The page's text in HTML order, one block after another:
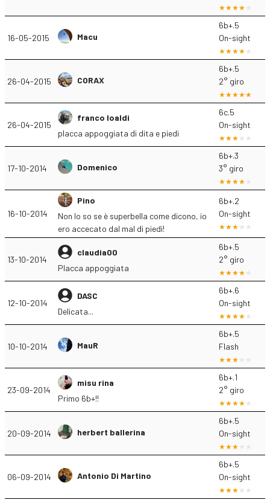
16-05-2015 Macu
6b+.5
On-sight
26-04-2015 CORAX
6b+.5
2° giro
26-04-2015
franco loaldi
placca appoggiata di dita e piedi
6c.5
On-sight
17-10-2014 Domenico
6b+.3
3° giro
16-10-2014
Pino
Non lo so se è superbella come dicono, io
ero accecato dal mal di piedi!
6b+.2
On-sight
13-10-2014
claudia00
Placca appoggiata
6b+.5
2° giro
12-10-2014
DASC
Delicata...
6b+.6
On-sight
10-10-2014 MauR
6b+.5
Flash
23-09-2014
misu rina
Primo 6b+!!
6b+.1
2° giro
20-09-2014 herbert ballerina
6b+.5
On-sight
06-09-2014 Antonio Di Martino
6b+.5
On-sight